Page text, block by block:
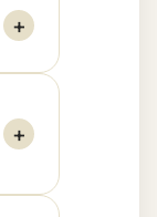
+
+